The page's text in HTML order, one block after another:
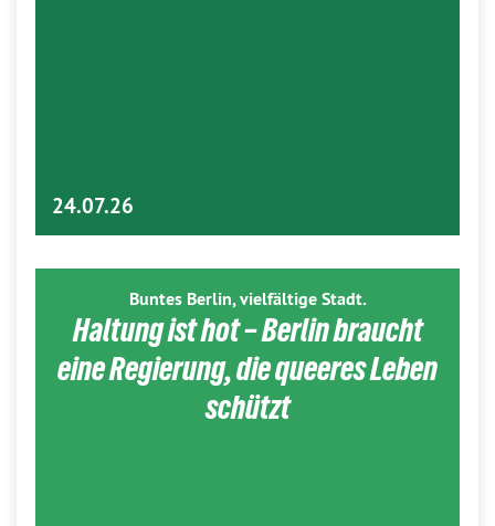
24.07.26
Buntes Berlin, vielfältige Stadt.
Haltung ist hot – Berlin braucht
eine Regierung, die queeres Leben
schützt